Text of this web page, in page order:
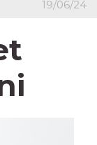
19/06/24